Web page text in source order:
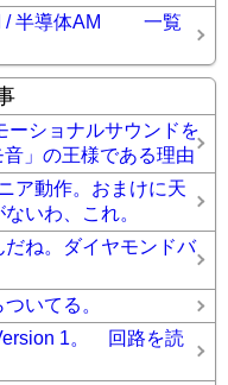
/ 半導体AM 一覧
ショナルサウンドを
」の王様である理由
ア動作。おまけに天
いわ、これ。
ね。ダイヤモンドバ
いてる。
1。 回路を読